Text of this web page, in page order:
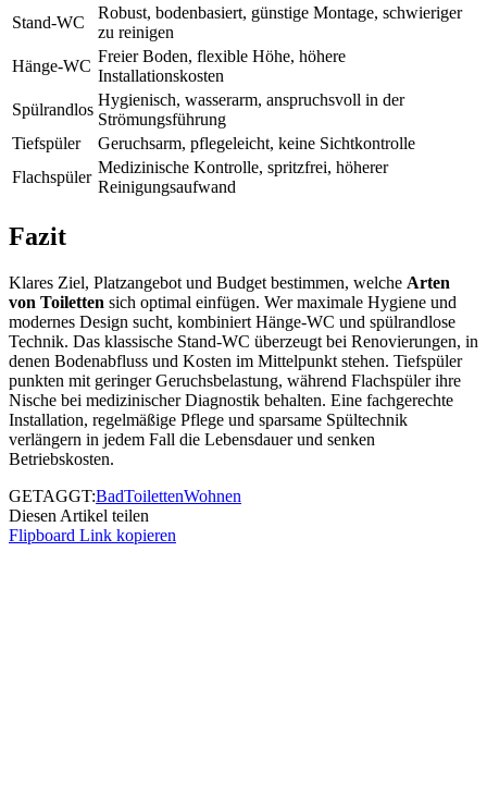
Stand‑WC
Robust, bodenbasiert, günstige Montage, schwieriger
zu reinigen
Hänge‑WC
Freier Boden, flexible Höhe, höhere
Installationskosten
Spülrandlos
Hygienisch, wasserarm, anspruchsvoll in der
Strömungsführung
Tiefspüler
Geruchsarm, pflegeleicht, keine Sichtkontrolle
Flachspüler
Medizinische Kontrolle, spritzfrei, höherer
Reinigungsaufwand
Fazit
Klares Ziel, Platzangebot und Budget bestimmen, welche Arten
von Toiletten sich optimal einfügen. Wer maximale Hygiene und
modernes Design sucht, kombiniert Hänge‑WC und spülrandlose
Technik. Das klassische Stand‑WC überzeugt bei Renovierungen, in
denen Bodenabfluss und Kosten im Mittelpunkt stehen. Tiefspüler
punkten mit geringer Geruchsbelastung, während Flachspüler ihre
Nische bei medizinischer Diagnostik behalten. Eine fachgerechte
Installation, regelmäßige Pflege und sparsame Spültechnik
verlängern in jedem Fall die Lebensdauer und senken
Betriebskosten.
GETAGGT:BadToilettenWohnen
Diesen Artikel teilen
Flipboard Link kopieren